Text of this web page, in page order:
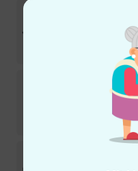
Sofort
Cable
Sofort